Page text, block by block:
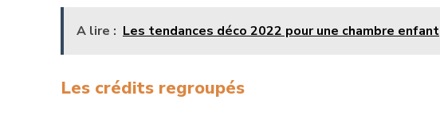
A lire : Les tendances déco 2022 pour une chambre enfant
Les crédits regroupés